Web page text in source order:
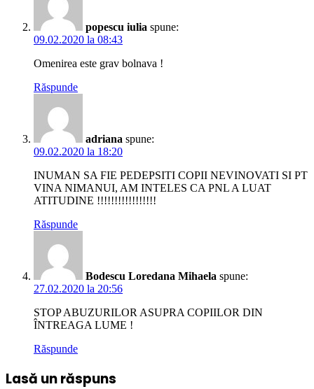
popescu iulia spune:
09.02.2020 la 08:43
Omenirea este grav bolnava !
Răspunde
adriana spune:
09.02.2020 la 18:20
INUMAN SA FIE PEDEPSITI COPII NEVINOVATI SI PT
VINA NIMANUI, AM INTELES CA PNL A LUAT
ATITUDINE !!!!!!!!!!!!!!!!!
Răspunde
Bodescu Loredana Mihaela spune:
27.02.2020 la 20:56
STOP ABUZURILOR ASUPRA COPIILOR DIN
ÎNTREAGA LUME !
Răspunde
Lasă un răspuns